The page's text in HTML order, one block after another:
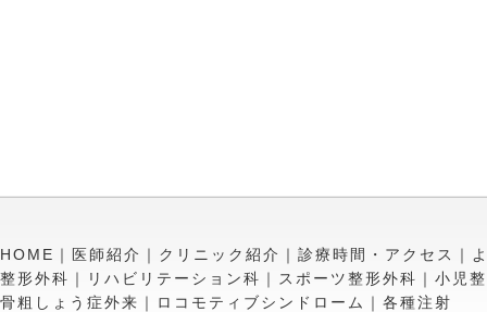
HOME ｜ 医師紹介 ｜ クリニック紹介 ｜ 診療時間・アクセス ｜
整形外科 ｜ リハビリテーション科 ｜ スポーツ整形外科 ｜ 小児
骨粗しょう症外来 ｜ ロコモティブシンドローム ｜ 各種注射